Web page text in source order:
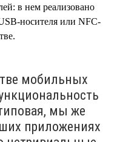
в нем реализовано
носителя или NFC-
мобильных
мы же
приложениях